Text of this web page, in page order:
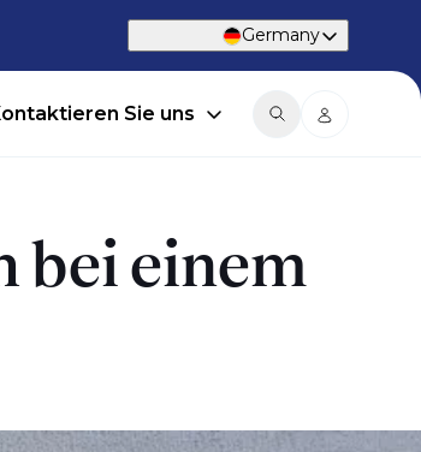
Germany
Sie uns
bei einem